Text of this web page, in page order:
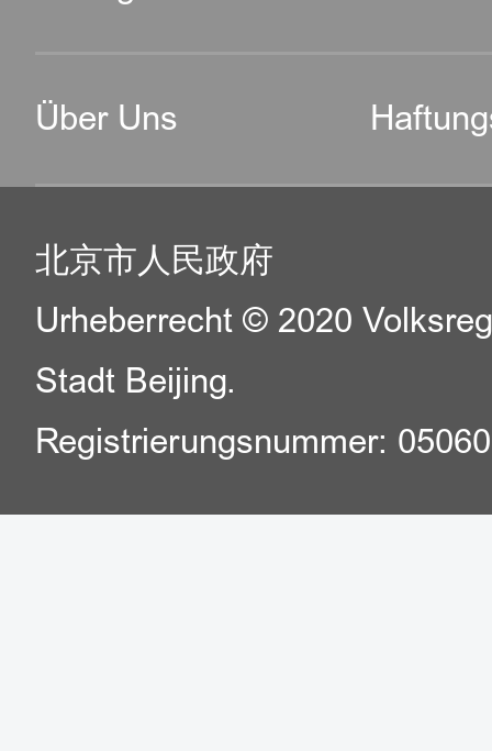
Über Uns
北京市人民政府
Urheberrecht © 2020
Stadt Beijing.
Registrierungsnummer: